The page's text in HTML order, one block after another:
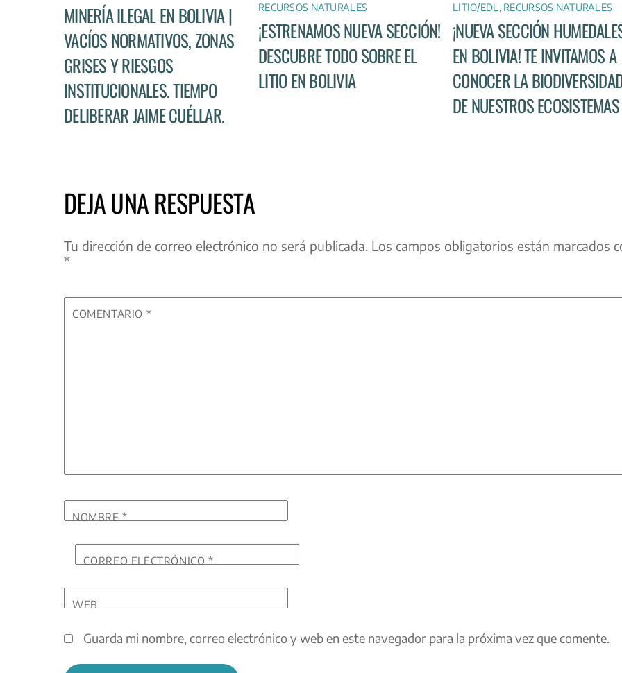
MINERÍA ILEGAL EN BOLIVIA |
VACÍOS NORMATIVOS, ZONAS
GRISES Y RIESGOS
INSTITUCIONALES. TIEMPO
DELIBERAR JAIME CUÉLLAR.
RECURSOS NATURALES
¡ESTRENAMOS NUEVA SECCIÓN!
DESCUBRE TODO SOBRE EL
LITIO EN BOLIVIA
LITIO/EDL , RECURSOS NATURALES
¡NUEVA SECCIÓN
EN BOLIVIA! TE INVITAMOS A
CONOCER LA
DE NUESTROS ECOSISTEMAS
DEJA UNA RESPUESTA
Tu dirección de correo electrónico no será publicada. Los campos obligatorios están marcados
*
COMENTARIO *
NOMBRE*
CORREO ELECTRÓNICO*
WEB
Guarda mi nombre, correo electrónico y web en este navegador para la próxima vez que comente.